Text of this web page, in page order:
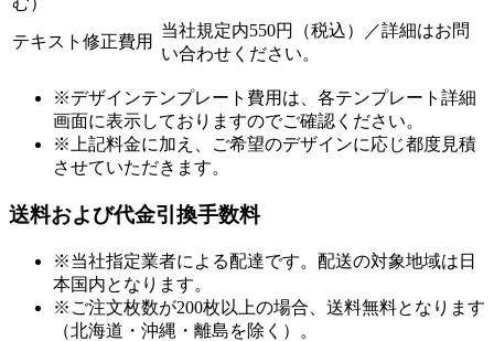
テキスト修正費用
当社規定内550円（税込）／詳細はお問
い合わせください。
※デザインテンプレート費用は、各テンプレート詳細
画面に表示しておりますのでご確認ください。
※上記料金に加え、ご希望のデザインに応じ都度見積
させていただきます。
送料および代金引換手数料
※当社指定業者による配達です。配送の対象地域は日
本国内となります。
※ご注文枚数が200枚以上の場合、送料無料となります
（北海道・沖縄・離島を除く）。